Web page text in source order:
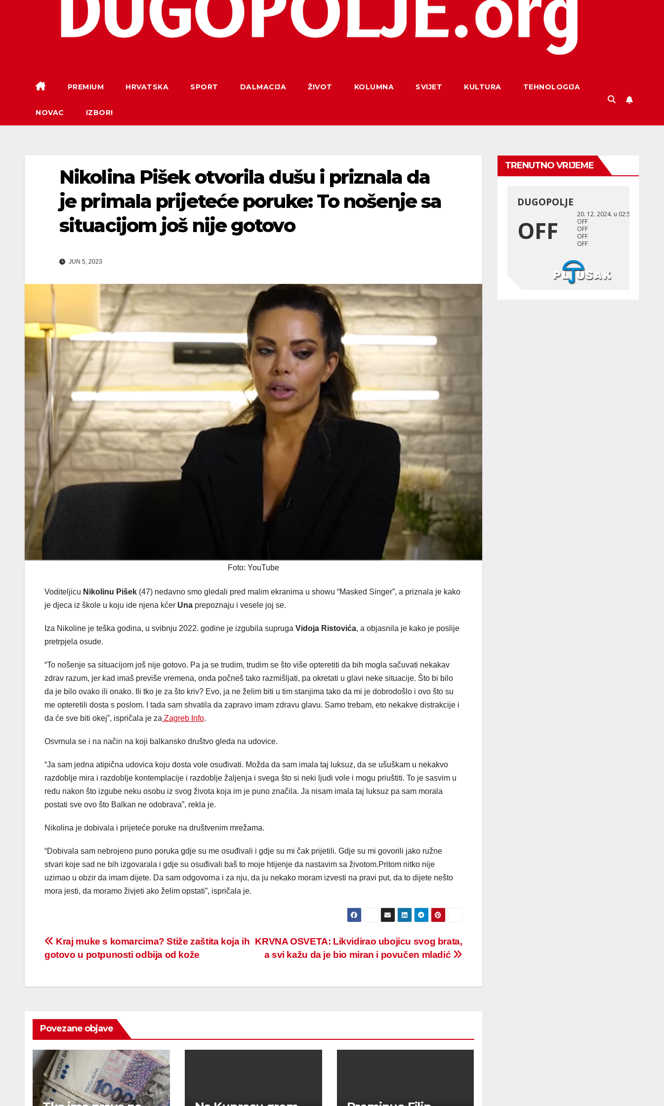
PREMIUM HRVATSKA SPORT DALMACIJA ŽIVOT KOLUMNA SVIJET KULTURA TEHNOLOGIJA
NOVAC IZBORI
Nikolina Pišek otvorila dušu i priznala da
je primala prijeteće poruke: To nošenje sa
situacijom još nije gotovo
JUN 5, 2023
Foto: YouTube
Voditeljicu Nikolinu Pišek (47) nedavno smo gledali pred malim ekranima u showu “Masked Singer”, a priznala je kako
je djeca iz škole u koju ide njena kćer Una prepoznaju i vesele joj se.
Iza Nikoline je teška godina, u svibnju 2022. godine je izgubila supruga Vidoja Ristovića, a objasnila je kako je poslije
pretrpjela osude.
“To nošenje sa situacijom još nije gotovo. Pa ja se trudim, trudim se što više opteretiti da bih mogla sačuvati nekakav
zdrav razum, jer kad imaš previše vremena, onda počneš tako razmišljati, pa okretati u glavi neke situacije. Što bi bilo
da je bilo ovako ili onako. Ili tko je za što kriv? Evo, ja ne želim biti u tim stanjima tako da mi je dobrodošlo i ovo što su
me opteretili dosta s poslom. I tada sam shvatila da zapravo imam zdravu glavu. Samo trebam, eto nekakve distrakcije i
da će sve biti okej”, ispričala je za Zagreb Info.
Osvrnula se i na način na koji balkansko društvo gleda na udovice.
“Ja sam jedna atipična udovica koju dosta vole osuđivati. Možda da sam imala taj luksuz, da se ušuškam u nekakvo
razdoblje mira i razdoblje kontemplacije i razdoblje žaljenja i svega što si neki ljudi vole i mogu priuštiti. To je sasvim u
redu nakon što izgube neku osobu iz svog života koja im je puno značila. Ja nisam imala taj luksuz pa sam morala
postati sve ovo što Balkan ne odobrava”, rekla je.
Nikolina je dobivala i prijeteće poruke na društvenim mrežama.
“Dobivala sam nebrojeno puno poruka gdje su me osuđivali i gdje su mi čak prijetili. Gdje su mi govorili jako ružne
stvari koje sad ne bih izgovarala i gdje su osuđivali baš to moje htijenje da nastavim sa životom.Pritom nitko nije
uzimao u obzir da imam dijete. Da sam odgovorna i za nju, da ju nekako moram izvesti na pravi put, da to dijete nešto
mora jesti, da moramo živjeti ako želim opstati”, ispričala je.
Post
navigation
KRVNA OSVETA: Likvidirao ubojicu svog brata,
a svi kažu da je bio miran i povučen mladić
Kraj muke s komarcima? Stiže zaštita koja ih
gotovo u potpunosti odbija od kože
Povezane objave
TRENUTNO VRIJEME